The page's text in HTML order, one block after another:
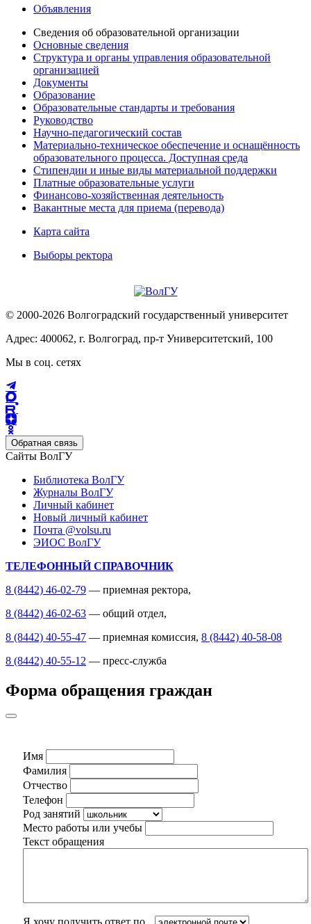
Объявления
Сведения об образовательной организации
Основные сведения
Структура и органы управления образовательной
организацией
Документы
Образование
Образовательные стандарты и требования
Руководство
Научно-педагогический состав
Материально-техническое обеспечение и оснащённость
образовательного процесса. Доступная среда
Стипендии и иные виды материальной поддержки
Платные образовательные услуги
Финансово-хозяйственная деятельность
Вакантные места для приема (перевода)
Карта сайта
Выборы ректора
© 2000-2026 Волгоградский государственный университет
Адрес: 400062, г. Волгоград, пр-т Университетский, 100
Мы в соц. сетях
Обратная связь
Сайты ВолГУ
Библиотека ВолГУ
Журналы ВолГУ
Личный кабинет
Новый личный кабинет
Почта @volsu.ru
ЭИОС ВолГУ
ТЕЛЕФОННЫЙ СПРАВОЧНИК
8 (8442) 46-02-79 — приемная ректора,
8 (8442) 46-02-63 — общий отдел,
8 (8442) 40-55-47 — приемная комиссия, 8 (8442) 40-58-08
8 (8442) 40-55-12 — пресс-служба
Форма обращения граждан
Имя
Фамилия
Отчество
Телефон
Род занятий
Место работы или учебы
Текст обращения